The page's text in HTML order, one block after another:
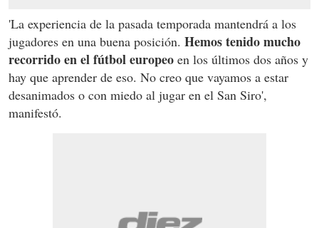
'La experiencia de la pasada temporada mantendrá a los
jugadores en una buena posición. Hemos tenido mucho
recorrido en el fútbol europeo en los últimos dos años y
hay que aprender de eso. No creo que vayamos a estar
desanimados o con miedo al jugar en el San Siro',
manifestó.